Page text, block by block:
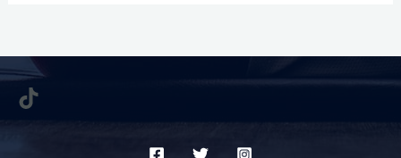
TikTok